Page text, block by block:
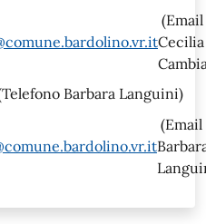
(Email
Cecilia
Barbara Languini)
(Email